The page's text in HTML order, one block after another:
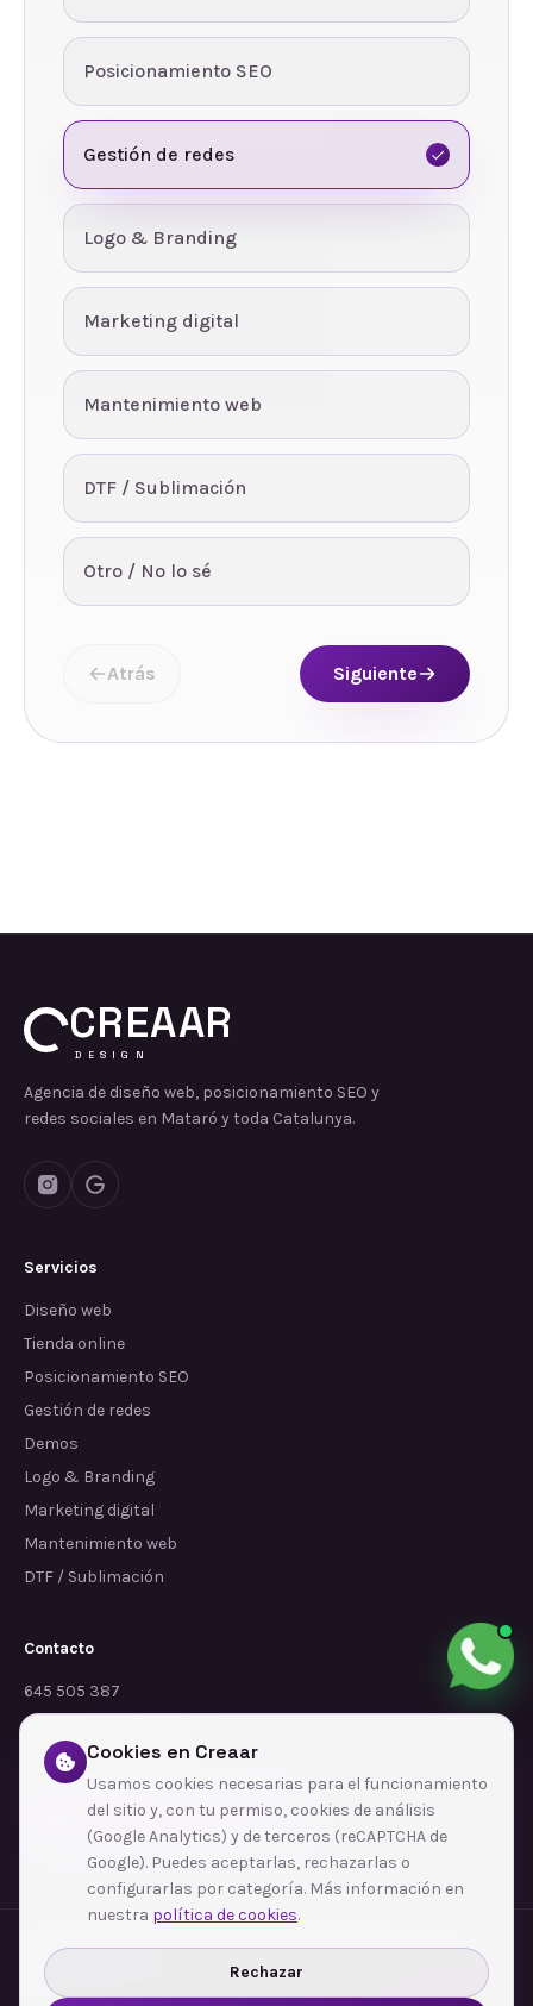
Posicionamiento SEO
Gestión de redes
Logo & Branding
Marketing digital
Mantenimiento web
DTF / Sublimación
Otro / No lo sé
Atrás Siguiente
CREAAR
DESIGN
Agencia de diseño web, posicionamiento SEO y
redes sociales en Mataró y toda Catalunya.
Servicios
Diseño web
Tienda online
Posicionamiento SEO
Gestión de redes
Demos
Logo & Branding
Marketing digital
Mantenimiento web
DTF / Sublimación
Contacto
645 505 387
info@dependalium.com
Mataró (Barcelona)
Déjanos tu reseña en Google
Zonas de cobertura·Barcelona·L'Hospitalet de Llobregat·Terrassa·Badalona
Sabadell
Santa Coloma de Gramenet
Ver todas las zonas →
Cookies en Creaar
Usamos cookies necesarias para el funcionamiento
del sitio y, con tu permiso, cookies de análisis
(Google Analytics) y de terceros (reCAPTCHA de
Google). Puedes aceptarlas, rechazarlas o
configurarlas por categoría. Más información en
nuestra política de cookies.
Rechazar